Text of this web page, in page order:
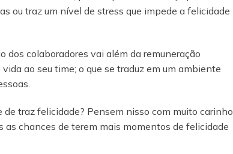
ou traz um nível de stress que impede a felicidade
dos colaboradores vai além da remuneração
ao seu time; o que se traduz em um ambiente
de traz felicidade? Pensem nisso com muito carinho
as chances de terem mais momentos de felicidade